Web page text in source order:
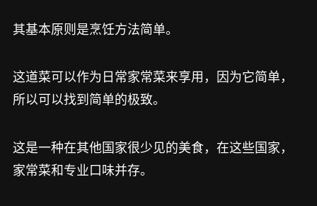
其基本原则是烹饪方法简单。
这道菜可以作为日常家常菜来享用，因为它简单，
所以可以找到简单的极致。
这是一种在其他国家很少见的美食，在这些国家，
家常菜和专业口味并存。